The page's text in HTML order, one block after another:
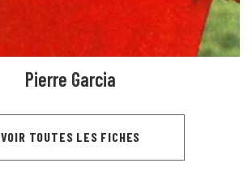
Pierre Garcia
VOIR TOUTES LES FICHES